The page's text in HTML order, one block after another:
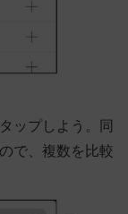
ップしよう。同
で、複数を比較